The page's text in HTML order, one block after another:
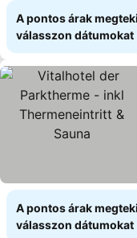
A pontos árak
válasszon dátumokat
A pontos árak
válasszon dátumokat